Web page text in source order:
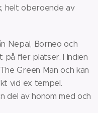
helt oberoende av
Nepal, Borneo och
på fler platser. I Indien
Green Man och kan
vid ex tempel.
del av honom med och